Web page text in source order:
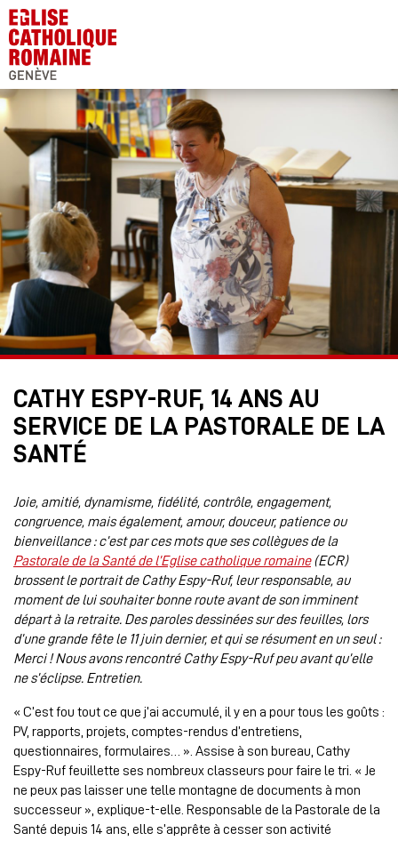
CATHY ESPY-RUF, 14 ANS AU
SERVICE DE LA PASTORALE DE LA
SANTÉ
Joie, amitié, dynamisme, fidélité, contrôle, engagement,
congruence, mais également, amour, douceur, patience ou
bienveillance : c’est par ces mots que ses collègues de la
Pastorale de la Santé de l’Eglise catholique romaine(ECR)
brossent le portrait de Cathy Espy-Ruf, leur responsable, au
moment de lui souhaiter bonne route avant de son imminent
départ à la retraite. Des paroles dessinées sur des feuilles, lors
d’une grande fête le 11 juin dernier, et qui se résument en un seul :
Merci ! Nous avons rencontré Cathy Espy-Ruf peu avant qu’elle
ne s’éclipse. Entretien.
« C’est fou tout ce que j’ai accumulé, il y en a pour tous les goûts :
PV, rapports, projets, comptes-rendus d’entretiens,
questionnaires, formulaires… ». Assise à son bureau, Cathy
Espy-Ruf feuillette ses nombreux classeurs pour faire le tri. « Je
ne peux pas laisser une telle montagne de documents à mon
successeur », explique-t-elle. Responsable de la Pastorale de la
Santé depuis 14 ans, elle s’apprête à cesser son activité